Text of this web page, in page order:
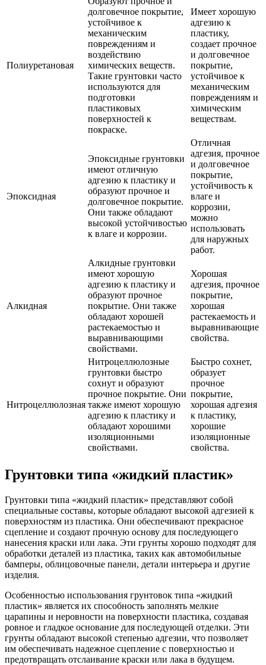
Полиуретановая
долговечное покрытие,
устойчивое к
механическим
повреждениям и
воздействию
химических веществ.
Такие грунтовки часто
используются для
подготовки
пластиковых
поверхностей к
покраске.
Имеет хорошую
адгезию к
пластику,
создает прочное
и долговечное
покрытие,
устойчивое к
механическим
повреждениям и
химическим
веществам.
Эпоксидная
Эпоксидные грунтовки
имеют отличную
адгезию к пластику и
образуют прочное и
долговечное покрытие.
Они также обладают
высокой устойчивостью
к влаге и коррозии.
Отличная
адгезия, прочное
и долговечное
покрытие,
устойчивость к
влаге и
коррозии,
можно
использовать
для наружных
работ.
Алкидная
Алкидные грунтовки
имеют хорошую
адгезию к пластику и
образуют прочное
покрытие. Они также
обладают хорошей
растекаемостью и
выравнивающими
свойствами.
Хорошая
адгезия, прочное
покрытие,
хорошая
растекаемость и
выравнивающие
свойства.
Нитроцеллюлозная
Нитроцеллюлозные
грунтовки быстро
сохнут и образуют
прочное покрытие. Они
также имеют хорошую
адгезию к пластику и
обладают хорошими
изоляционными
свойствами.
Быстро сохнет,
образует
прочное
покрытие,
хорошая адгезия
к пластику,
хорошие
изоляционные
свойства.
Грунтовки типа «жидкий пластик»
Грунтовки типа «жидкий пластик» представляют собой
специальные составы, которые обладают высокой адгезией к
поверхностям из пластика. Они обеспечивают прекрасное
сцепление и создают прочную основу для последующего
нанесения краски или лака. Эти грунты хорошо подходят для
обработки деталей из пластика, таких как автомобильные
бамперы, облицовочные панели, детали интерьера и другие
изделия.
Особенностью использования грунтовок типа «жидкий
пластик» является их способность заполнять мелкие
царапины и неровности на поверхности пластика, создавая
ровное и гладкое основание для последующей отделки. Эти
грунты обладают высокой степенью адгезии, что позволяет
им обеспечивать надежное сцепление с поверхностью и
предотвращать отслаивание краски или лака в будущем.